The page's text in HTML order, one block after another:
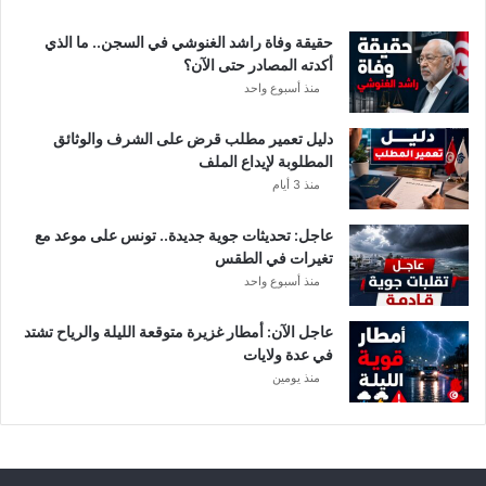
د
و
ر
ي
أ
ب
ط
ا
ل
ف
ر
ي
ق
ي
ا
حقيقة وفاة راشد الغنوشي في السجن.. ما الذي
أكدته المصادر حتى الآن؟
منذ أسبوع واحد
دليل تعمير مطلب قرض على الشرف والوثائق
المطلوبة لإيداع الملف
منذ 3 أيام
عاجل: تحديثات جوية جديدة.. تونس على موعد مع
تغيرات في الطقس
منذ أسبوع واحد
عاجل الآن: أمطار غزيرة متوقعة الليلة والرياح تشتد
في عدة ولايات
منذ يومين